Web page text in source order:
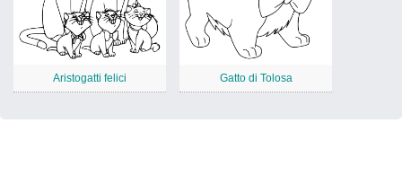
Aristogatti felici Gatto di Tolosa